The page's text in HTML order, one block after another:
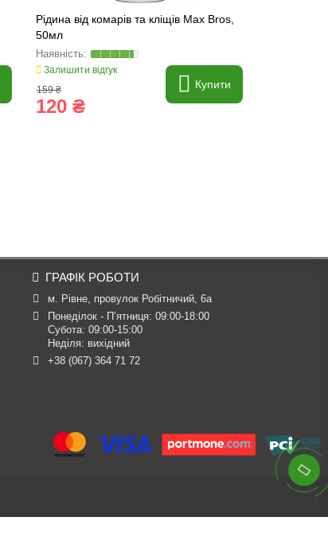
Рідина від комарів та кліщів Max Bros,
50мл
Залишити відгук
159 ₴
120 ₴
Купити
ГРАФІК РОБОТИ
м. Рівне, провулок Робітничий, 6а
Понеділок - П’ятниця: 09:00-18:00
Субота: 09:00-15:00
Неділя: вихідний
+38 (067) 364 71 72